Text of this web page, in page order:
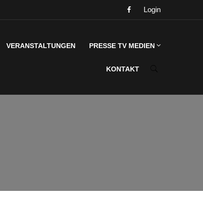
Login
VERANSTALTUNGEN PRESSE TV MEDIEN
KONTAKT